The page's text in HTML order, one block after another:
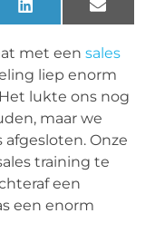
LinkedIn Email
met eensales
liep enorm
lukte ons nog
maar we
Onze
training te
een
een enorm